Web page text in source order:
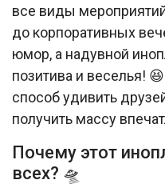
все виды
до корпоративных
юмор, а надувной
позитива и веселья!
способ удивить
получить массу
Почему этот
всех? 🛸